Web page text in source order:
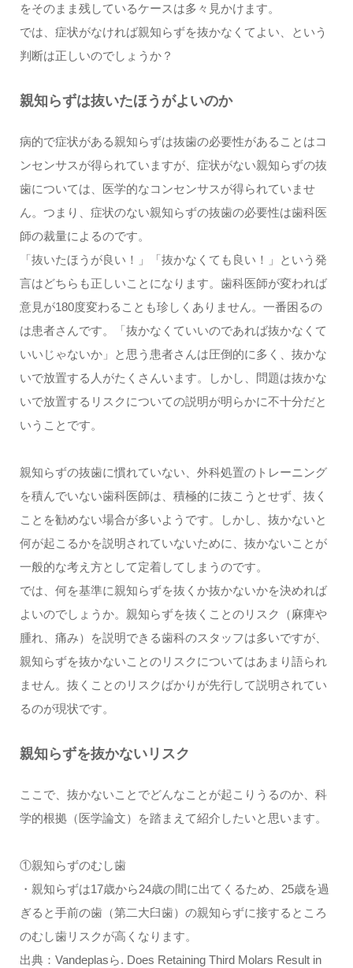
をそのまま残しているケースは多々見かけます。
では、症状がなければ親知らずを抜かなくてよい、という
判断は正しいのでしょうか？
親知らずは抜いたほうがよいのか
病的で症状がある親知らずは抜歯の必要性があることはコ
ンセンサスが得られていますが、症状がない親知らずの抜
歯については、医学的なコンセンサスが得られていませ
ん。つまり、症状のない親知らずの抜歯の必要性は歯科医
師の裁量によるのです。
「抜いたほうが良い！」「抜かなくても良い！」という発
言はどちらも正しいことになります。歯科医師が変われば
意見が180度変わることも珍しくありません。一番困るの
は患者さんです。「抜かなくていいのであれば抜かなくて
いいじゃないか」と思う患者さんは圧倒的に多く、抜かな
いで放置する人がたくさんいます。しかし、問題は抜かな
いで放置するリスクについての説明が明らかに不十分だと
いうことです。
親知らずの抜歯に慣れていない、外科処置のトレーニング
を積んでいない歯科医師は、積極的に抜こうとせず、抜く
ことを勧めない場合が多いようです。しかし、抜かないと
何が起こるかを説明されていないために、抜かないことが
一般的な考え方として定着してしまうのです。
では、何を基準に親知らずを抜くか抜かないかを決めれば
よいのでしょうか。親知らずを抜くことのリスク（麻痺や
腫れ、痛み）を説明できる歯科のスタッフは多いですが、
親知らずを抜かないことのリスクについてはあまり語られ
ません。抜くことのリスクばかりが先行して説明されてい
るのが現状です。
親知らずを抜かないリスク
ここで、抜かないことでどんなことが起こりうるのか、科
学的根拠（医学論文）を踏まえて紹介したいと思います。
①親知らずのむし歯
・親知らずは17歳から24歳の間に出てくるため、25歳を過
ぎると手前の歯（第二大臼歯）の親知らずに接するところ
のむし歯リスクが高くなります。
出典：Vandeplasら. Does Retaining Third Molars Result in